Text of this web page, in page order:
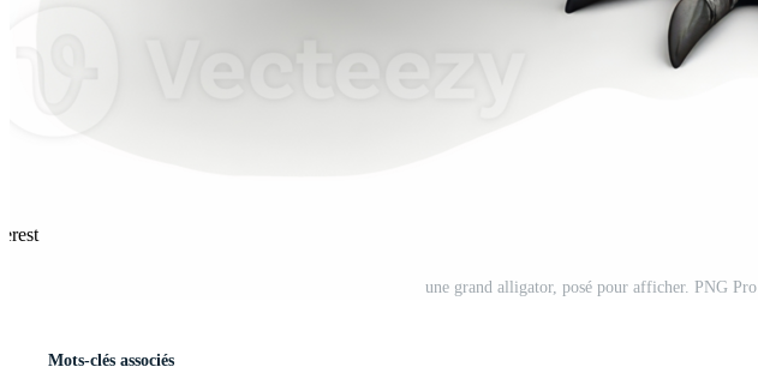
une grand alligator, posé pour afficher. PNG Pro
Mots-clés associés